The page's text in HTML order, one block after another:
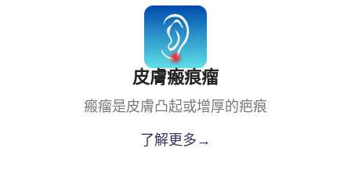
皮膚瘢痕瘤
瘢瘤是皮膚凸起或增厚的疤痕
了解更多→